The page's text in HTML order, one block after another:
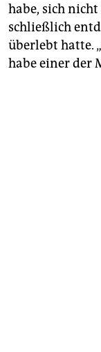
habe, sich
schließlich
überlebt hatte.
habe einer der